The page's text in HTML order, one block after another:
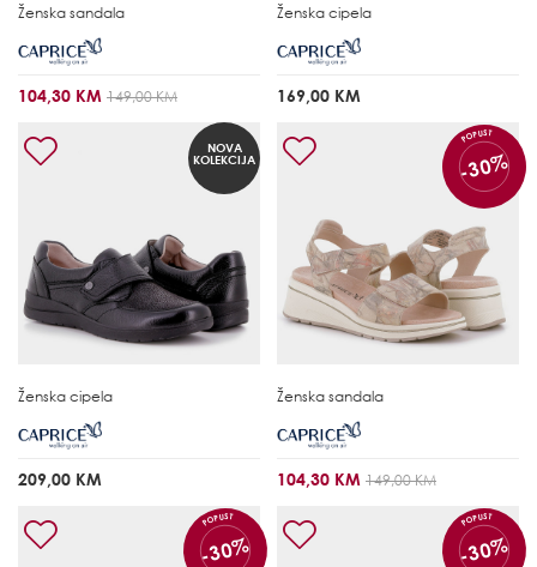
Ženska sandala
104,30 KM 149,00 KM
Ženska cipela
169,00 KM
NOVA
KOLEKCIJA
Ženska cipela
209,00 KM
POPUST
-30%
Ženska sandala
104,30 KM 149,00 KM
POPUST
-30%
POPUST
-30%